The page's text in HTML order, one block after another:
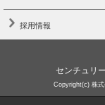
採用情報
センチュリ
Copyright(c) 株